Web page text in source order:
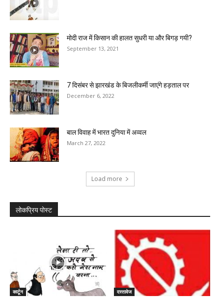
मोदी राज में किसान की हालत सुधरी या और बिगड़ गयी?
September 13, 2021
7 दिसंबर से झारखंड के बिजलीकर्मी जाएंगे हड़ताल पर
December 6, 2022
बाल विवाह में भारत दुनिया में अव्वल
March 27, 2022
Load more
लोकप्रिय पोस्ट
कार्टून दस्तावेज